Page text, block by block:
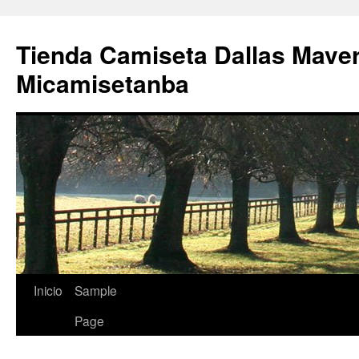
Tienda Camiseta Dallas
Micamisetanba
Saltar
Inicio
Sample
Page